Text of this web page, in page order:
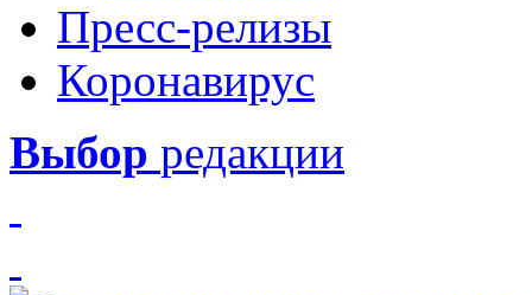
Пресс-релизы
Коронавирус
Выбор редакции